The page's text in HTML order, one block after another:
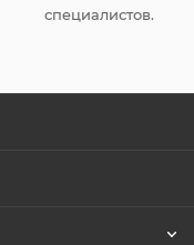
специалистов.